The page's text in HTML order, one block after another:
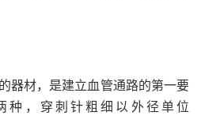
器材，是建立血管通路的第一要
种，穿刺针粗细以外径单位